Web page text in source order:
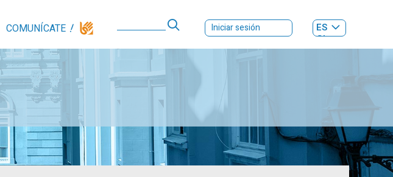
COMUNÍCATE Iniciar sesión
ES
GL